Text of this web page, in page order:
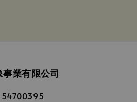
業有限公司
54700395